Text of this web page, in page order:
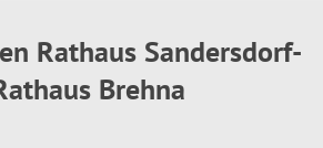
Rathaus Sandersdorf-
Brehna